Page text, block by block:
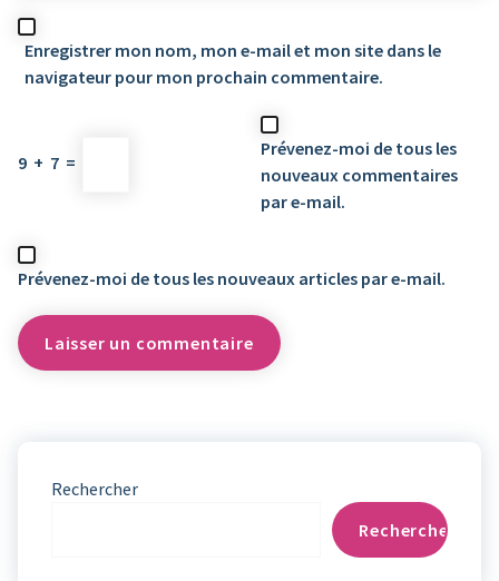
Enregistrer mon nom, mon e-mail et mon site dans le
navigateur pour mon prochain commentaire.
9 + 7 =
Prévenez-moi de tous les
nouveaux commentaires
par e-mail.
Prévenez-moi de tous les nouveaux articles par e-mail.
Rechercher
Rechercher